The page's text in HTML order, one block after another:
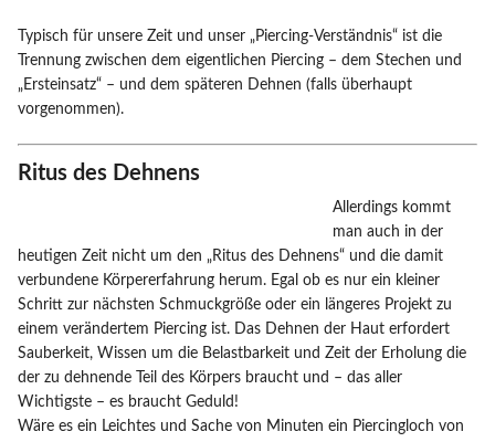
Typisch für unsere Zeit und unser „Piercing-Verständnis“ ist die
Trennung zwischen dem eigentlichen Piercing – dem Stechen und
„Ersteinsatz“ – und dem späteren Dehnen (falls überhaupt
vorgenommen).
Ritus des Dehnens
Allerdings kommt
man auch in der
heutigen Zeit nicht um den „Ritus des Dehnens“ und die damit
verbundene Körpererfahrung herum. Egal ob es nur ein kleiner
Schritt zur nächsten Schmuckgröße oder ein längeres Projekt zu
einem verändertem Piercing ist. Das Dehnen der Haut erfordert
Sauberkeit, Wissen um die Belastbarkeit und Zeit der Erholung die
der zu dehnende Teil des Körpers braucht und – das aller
Wichtigste – es braucht Geduld!
Wäre es ein Leichtes und Sache von Minuten ein Piercingloch von